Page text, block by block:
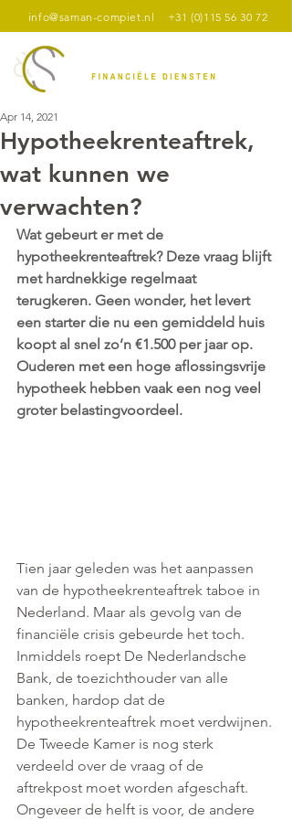
info@saman-compiet.nl +31 (0)115 56 30 72
Hypotheekrenteaftrek,
wat kunnen we
verwachten?
Apr 14, 2021
Wat gebeurt er met de
hypotheekrenteaftrek? Deze vraag blijft
met hardnekkige regelmaat
terugkeren. Geen wonder, het levert
een starter die nu een gemiddeld huis
koopt al snel zo’n €1.500 per jaar op.
Ouderen met een hoge aflossingsvrije
hypotheek hebben vaak een nog veel
groter belastingvoordeel.
Tien jaar geleden was het aanpassen
van de hypotheekrenteaftrek taboe in
Nederland. Maar als gevolg van de
financiële crisis gebeurde het toch.
Inmiddels roept De Nederlandsche
Bank, de toezichthouder van alle
banken, hardop dat de
hypotheekrenteaftrek moet verdwijnen.
De Tweede Kamer is nog sterk
verdeeld over de vraag of de
aftrekpost moet worden afgeschaft.
Ongeveer de helft is voor, de andere